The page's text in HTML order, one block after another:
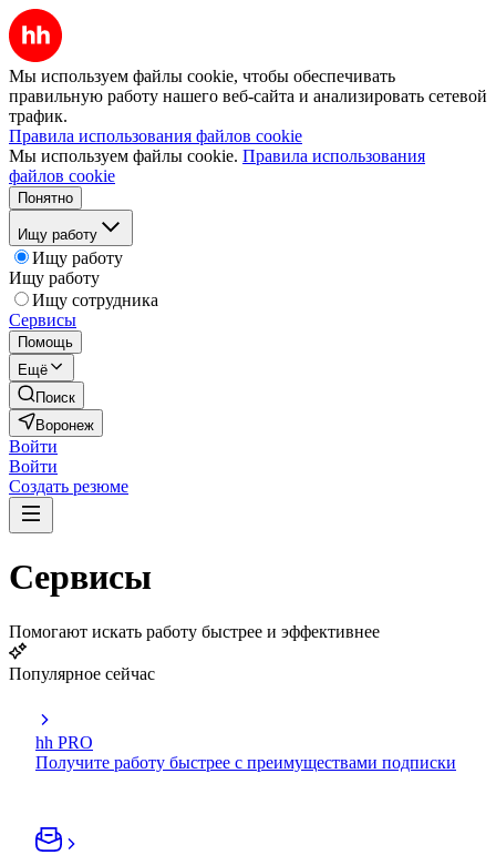
Мы используем файлы cookie, чтобы обеспечивать
правильную работу нашего веб-сайта и анализировать сетевой
трафик.
Правила использования файлов cookie
Мы используем файлы cookie. Правила использования
файлов cookie
Понятно
Ищу работу
Ищу работу
Ищу работу
Ищу сотрудника
Сервисы
Помощь
Ещё
Поиск
Воронеж
Войти
Войти
Создать резюме
Сервисы
Помогают искать работу быстрее и эффективнее
Популярное сейчас
hh PRO
Получите работу быстрее с преимуществами подписки